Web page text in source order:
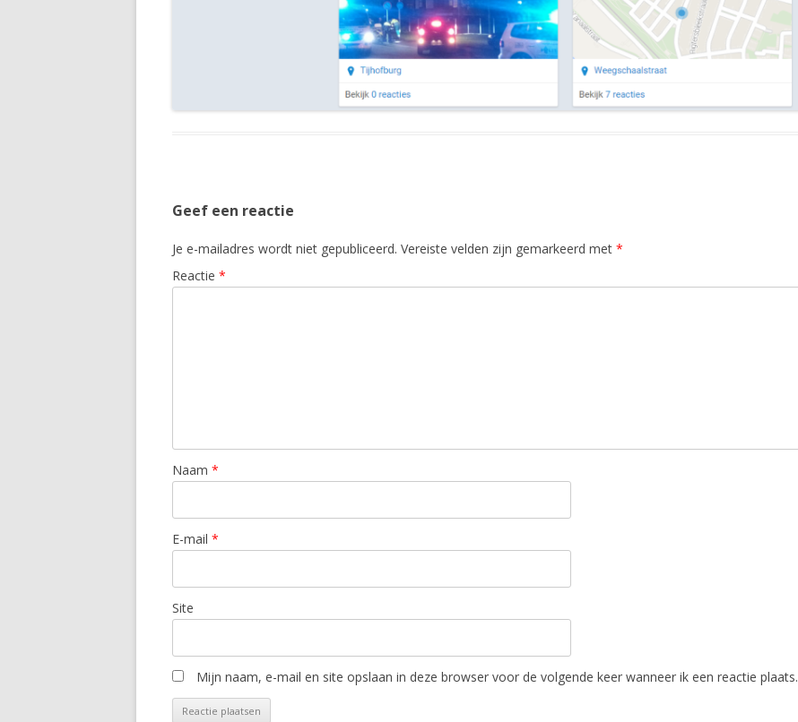
Geef een reactie
Je e-mailadres wordt niet gepubliceerd. Vereiste velden zijn gemarkeerd met *
Reactie *
Naam *
E-mail *
Site
Mijn naam, e-mail en site opslaan in deze browser voor de volgende keer wanneer ik een reactie plaats.